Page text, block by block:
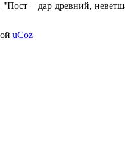
– дар древний,
uCoz